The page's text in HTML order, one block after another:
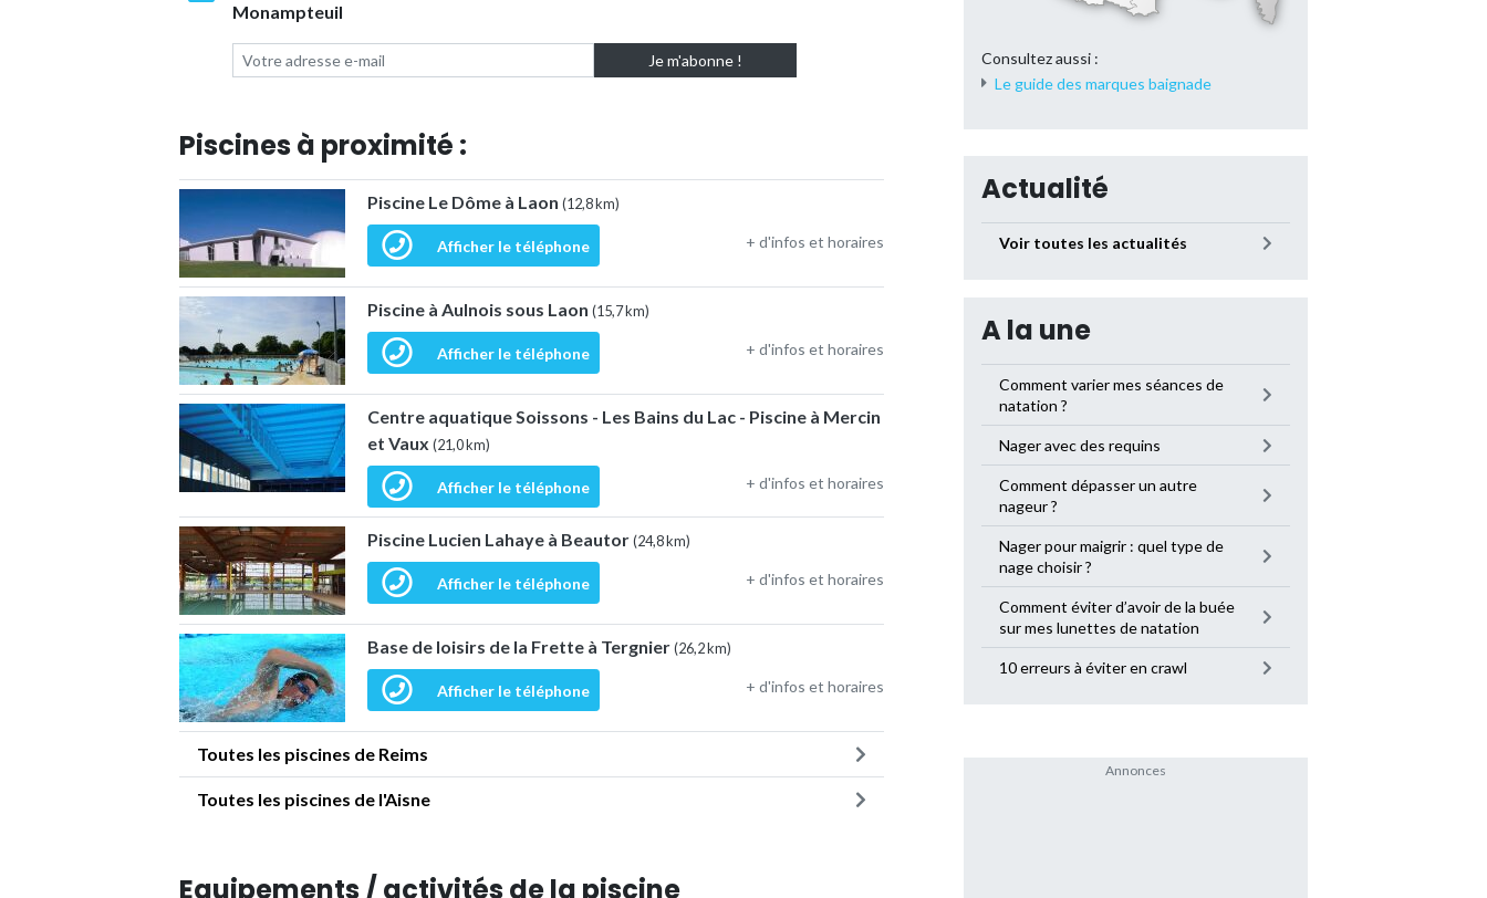
Monampteuil
Piscines à proximité :
Piscine Le Dôme à Laon (12,8 km)
Afficher le téléphone + d'infos et horaires
Piscine à Aulnois sous Laon (15,7 km)
Afficher le téléphone + d'infos et horaires
Centre aquatique Soissons - Les Bains du Lac - Piscine à Mercin
et Vaux (21,0 km)
Afficher le téléphone + d'infos et horaires
Piscine Lucien Lahaye à Beautor(24,8 km)
Afficher le téléphone + d'infos et horaires
Base de loisirs de la Frette à Tergnier(26,2 km)
Afficher le téléphone + d'infos et horaires
Toutes les piscines de Reims
Toutes les piscines de l'Aisne
Equipements / activités de la piscine
Consultez aussi :
Le guide des marques baignade
Actualité
Voir toutes les actualités
A la une
Comment varier mes séances de
natation ?
Nager avec des requins
Comment dépasser un autre
nageur ?
Nager pour maigrir : quel type de
nage choisir ?
Comment éviter d’avoir de la buée
sur mes lunettes de natation
10 erreurs à éviter en crawl